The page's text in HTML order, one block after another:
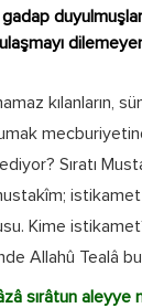
ulaşmayı
kılanların,
Sıratı
Kime
Allahû Tealâ
sırâtun